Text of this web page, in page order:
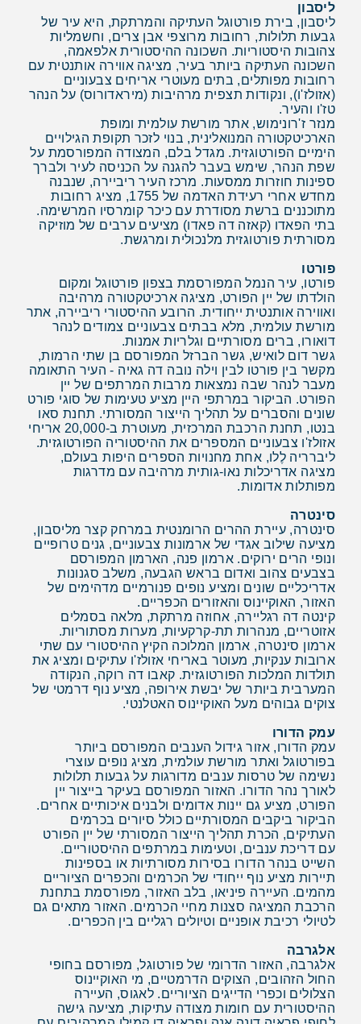
ליסבון
ליסבון, בירת פורטוגל העתיקה והמרתקת, היא עיר של
גבעות תלולות, רחובות מרוצפי אבן צרים, וחשמליות
צהובות היסטוריות. השכונה ההיסטורית אלפאמה,
השכונה העתיקה ביותר בעיר, מציגה אווירה אותנטית עם
רחובות מפותלים, בתים מעוטרי אריחים צבעוניים
(אזולז'ו), ונקודות תצפית מרהיבות (מיראדורוס) על הנהר
טז'ו והעיר.
מנזר ז'רונימוש, אתר מורשת עולמית ומופת
הארכיטקטורה המנואלינית, בנוי לזכר תקופת הגילויים
הימיים הפורטוגזית. מגדל בלם, המצודה המפורסמת על
שפת הנהר, שימש בעבר להגנה על הכניסה לעיר ולברך
ספינות חוזרות ממסעות. מרכז העיר ריביירה, שנבנה
מחדש אחרי רעידת האדמה של 1755, מציג רחובות
מתוכננים ברשת מסודרת עם כיכר קומרסיו המרשימה.
בתי הפאדו (קאזה דה פאדו) מציעים ערבים של מוזיקה
מסורתית פורטוגזית מלנכולית ומרגשת.
פורטו
פורטו, עיר הנמל המפורסמת בצפון פורטוגל ומקום
הולדתו של יין הפורט, מציגה ארכיטקטורה מרהיבה
ואווירה אותנטית ייחודית. הרובע ההיסטורי ריביירה, אתר
מורשת עולמית, מלא בבתים צבעוניים צמודים לנהר
דואורו, ברים מסורתיים וגלריות אמנות.
גשר דום לואיש, גשר הברזל המפורסם בן שתי הרמות,
מקשר בין פורטו לבין וילה נובה דה גאיה - העיר התאומה
מעבר לנהר שבה נמצאות מרבות המרתפים של יין
הפורט. הביקור במרתפי היין מציע טעימות של סוגי פורט
שונים והסברים על תהליך הייצור המסורתי. תחנת סאו
בנטו, תחנת הרכבת המרכזית, מעוטרת ב-20,000 אריחי
אזולז'ו צבעוניים המספרים את ההיסטוריה הפורטוגזית.
ליברריה לֶלו, אחת מחנויות הספרים היפות בעולם,
מציגה אדריכלות נאו-גותית מרהיבה עם מדרגות
מפותלות אדומות.
סינטרה
סינטרה, עיירת ההרים הרומנטית במרחק קצר מליסבון,
מציעה שילוב אגדי של ארמונות צבעוניים, גנים טרופיים
ונופי הרים ירוקים. ארמון פנה, הארמון המפורסם
בצבעים צהוב ואדום בראש הגבעה, משלב סגנונות
אדריכליים שונים ומציע נופים פנורמיים מדהימים של
האזור, האוקיינוס והאזורים הכפריים.
קינטה דה רגליירה, אחוזה מרתקת, מלאה בסמלים
אזוטריים, מנהרות תת-קרקעיות, מערות מסתוריות.
ארמון סינטרה, ארמון המלוכה הקיץ ההיסטורי עם שתי
ארובות ענקיות, מעוטר באריחי אזולז'ו עתיקים ומציג את
תולדות המלכות הפורטוגזית. קאבו דה רוקה, הנקודה
המערבית ביותר של יבשת אירופה, מציע נוף דרמטי של
צוקים גבוהים מעל האוקיינוס האטלנטי.
עמק הדורו
עמק הדורו, אזור גידול הענבים המפורסם ביותר
בפורטוגל ואתר מורשת עולמית, מציג נופים עוצרי
נשימה של טרסות ענבים מדורגות על גבעות תלולות
לאורך נהר הדורו. האזור המפורסם בעיקר בייצור יין
הפורט, מציע גם יינות אדומים ולבנים איכותיים אחרים.
הביקור ביקבים המסורתיים כולל סיורים בכרמים
העתיקים, הכרת תהליך הייצור המסורתי של יין הפורט
עם דריכת ענבים, וטעימות במרתפים ההיסטוריים.
השייט בנהר הדורו בסירות מסורתיות או בספינות
תיירות מציע נוף ייחודי של הכרמים והכפרים הציוריים
מהמים. העיירה פיניאו, בלב האזור, מפורסמת בתחנת
הרכבת המציגה סצנות מחיי הכרמים. האזור מתאים גם
לטיולי רכיבת אופניים וטיולים רגליים בין הכפרים.
אלגרבה
אלגרבה, האזור הדרומי של פורטוגל, מפורסם בחופי
החול הזהובים, הצוקים הדרמטיים, מי האוקיינוס
הצלולים וכפרי הדייגים הציוריים. לאגוס, העיירה
ההיסטורית עם חומות מצודה עתיקות, מציעה גישה